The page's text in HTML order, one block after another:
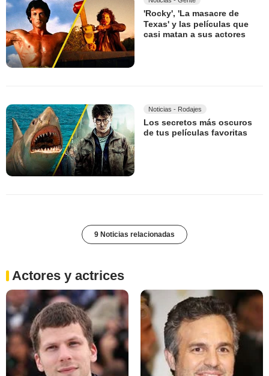
'Rocky', 'La masacre de
Texas' y las películas que
casi matan a sus actores
Noticias - Rodajes
Los secretos más oscuros
de tus películas favoritas
9 Noticias relacionadas
Actores y actrices